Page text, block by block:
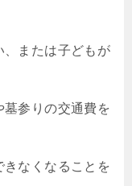
、または子どもが
墓参りの交通費を
きなくなることを